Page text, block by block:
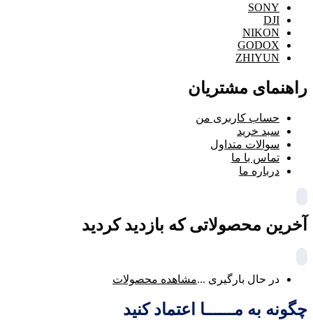
SONY
DJI
NIKON
GODOX
ZHIYUN
راهنمای مشتریان
حساب کاربری من
سبد خرید
سوالات متداول
تماس با ما
درباره ما
آخرین محصولاتی که بازدید کردید
در حال بارگیری ...مشاهده محصولات
چگونه به مــــــا اعتماد کنید